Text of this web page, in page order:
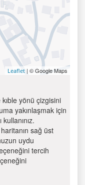
Leaflet | © Google Maps
yönü çizgisini
yakınlaşmak için
sağ üst
uydu
tercih